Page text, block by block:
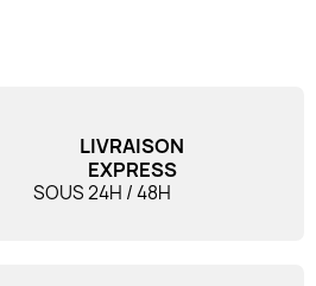
LIVRAISON
EXPRESS
SOUS 24H / 48H